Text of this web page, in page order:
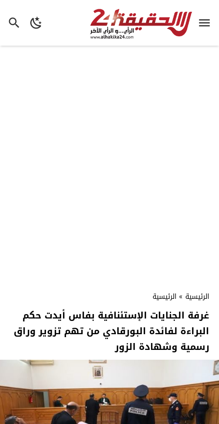
الرئيسية » الرئيسية
غرفة الجنايات الإستئنافية بفاس أيدت حكم
البراءة لفائدة البورقادي من تهم تزوير وراق
رسمية وشهادة الزور